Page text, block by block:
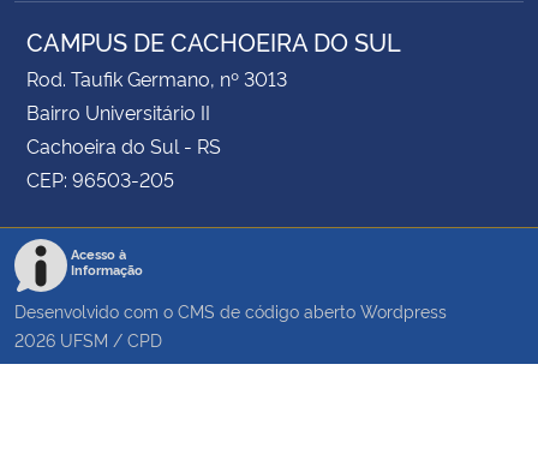
CAMPUS DE CACHOEIRA DO SUL
Rod. Taufik Germano, nº 3013
Bairro Universitário II
Cachoeira do Sul - RS
CEP: 96503-205
Acesso à
Informação
Desenvolvido com o CMS de código aberto Wordpress
2026 UFSM / CPD